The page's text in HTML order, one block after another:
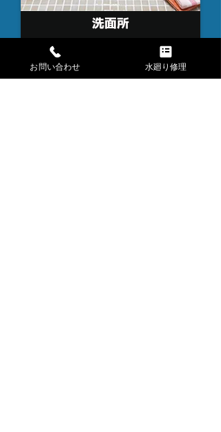
洗面所
作業料金 円～
詳細はこちら
お問い合わせ 水廻り修理